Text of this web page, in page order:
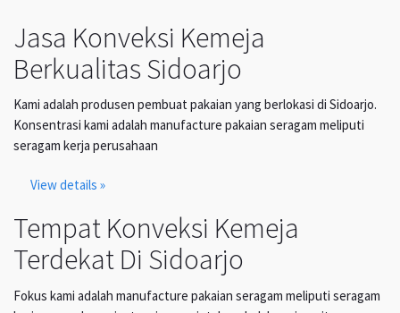
Jasa Konveksi Kemeja
Berkualitas Sidoarjo
Kami adalah produsen pembuat pakaian yang berlokasi di Sidoarjo.
Konsentrasi kami adalah manufacture pakaian seragam meliputi
seragam kerja perusahaan
View details »
Tempat Konveksi Kemeja
Terdekat Di Sidoarjo
Fokus kami adalah manufacture pakaian seragam meliputi seragam